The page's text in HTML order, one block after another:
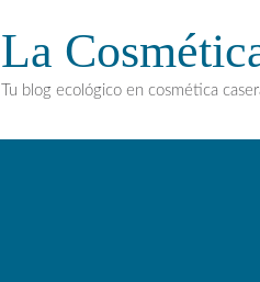
La
Tu blog ecológico en cosmética